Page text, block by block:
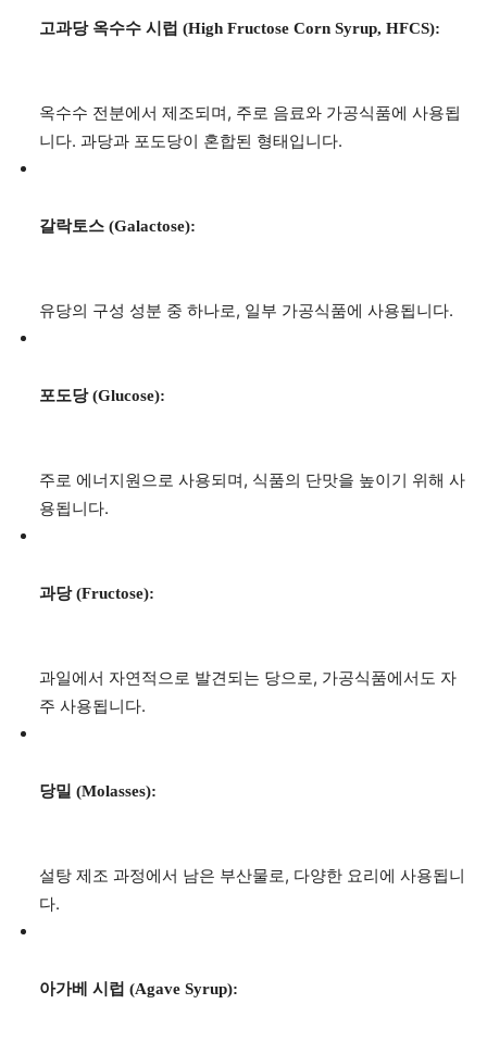
고과당 옥수수 시럽 (High Fructose Corn Syrup, HFCS):
옥수수 전분에서 제조되며, 주로 음료와 가공식품에 사용됩
니다. 과당과 포도당이 혼합된 형태입니다.
갈락토스 (Galactose):
유당의 구성 성분 중 하나로, 일부 가공식품에 사용됩니다.
포도당 (Glucose):
주로 에너지원으로 사용되며, 식품의 단맛을 높이기 위해 사
용됩니다.
과당 (Fructose):
과일에서 자연적으로 발견되는 당으로, 가공식품에서도 자
주 사용됩니다.
당밀 (Molasses):
설탕 제조 과정에서 남은 부산물로, 다양한 요리에 사용됩니
다.
아가베 시럽 (Agave Syrup):